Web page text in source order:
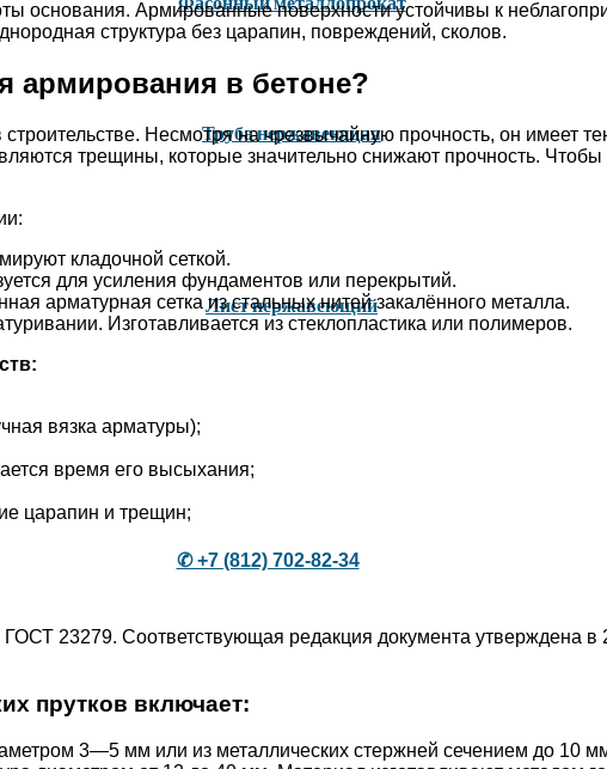
Труба нержавеющая
Лист нержавеющий
✆ +7 (812) 702-82-34
основания. Армированные поверхности устойчивы к
структура без царапин, повреждений, сколов.
армирования в бетоне?
Несмотря на чрезвычайную прочность, он имеет
трещины, которые значительно снижают прочность. Чтобы
кладочной сеткой.
для усиления фундаментов или перекрытий.
арматурная сетка из стальных нитей закалённого металла.
Изготавливается из стеклопластика или полимеров.
вязка арматуры);
время его высыхания;
царапин и трещин;
23279. Соответствующая редакция документа утверждена в
прутков включает:
3—5 мм или из металлических стержней сечением до 10